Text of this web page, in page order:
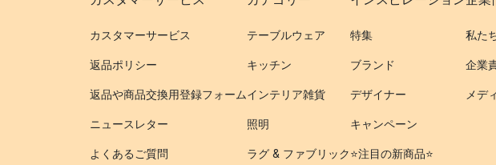
カスタマーサービス
返品ポリシー
返品や商品交換用登録フォーム
ニュースレター
よくあるご質問
テーブルウェア
キッチン
インテリア雑貨
照明
ラグ & ファブリック
特集
ブランド
デザイナー
キャンペーン
⭐️注目の新商品⭐️
私た
企業
メデ